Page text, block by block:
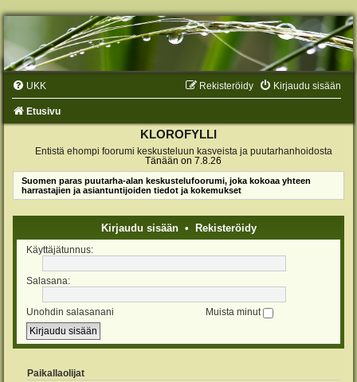
UKK Kirjaudu sisään
Rekisteröidy
Etusivu
KLOROFYLLI
Entistä ehompi foorumi keskusteluun kasveista ja puutarhanhoidosta
Tänään on 7.8.26
Suomen paras puutarha-alan keskustelufoorumi, joka kokoaa yhteen
harrastajien ja asiantuntijoiden tiedot ja kokemukset
Kirjaudu sisään• Rekisteröidy
Käyttäjätunnus:
Salasana:
Unohdin salasanani Muista minut
Paikallaolijat